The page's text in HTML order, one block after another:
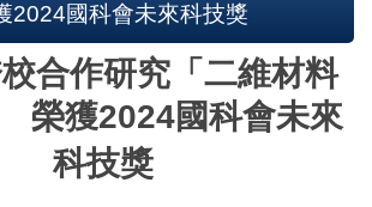
國科會未來科技獎
合作研究「二維材料
榮獲2024國科會未來
科技獎